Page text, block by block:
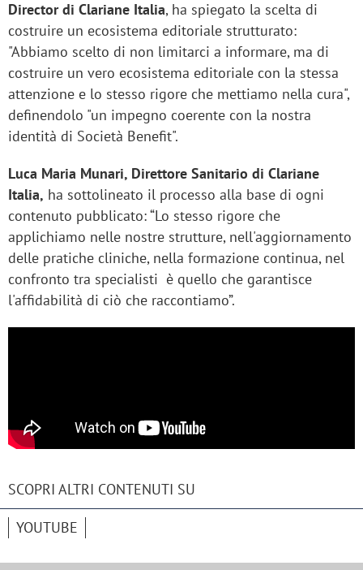
Director di Clariane Italia, ha spiegato la scelta di
costruire un ecosistema editoriale strutturato:
"Abbiamo scelto di non limitarci a informare, ma di
costruire un vero ecosistema editoriale con la stessa
attenzione e lo stesso rigore che mettiamo nella cura",
definendolo "un impegno coerente con la nostra
identità di Società Benefit".
Luca Maria Munari, Direttore Sanitario di Clariane
Italia, ha sottolineato il processo alla base di ogni
contenuto pubblicato: “Lo stesso rigore che
applichiamo nelle nostre strutture, nell'aggiornamento
delle pratiche cliniche, nella formazione continua, nel
confronto tra specialisti è quello che garantisce
l'affidabilità di ciò che raccontiamo”.
SCOPRI ALTRI CONTENUTI SU
YOUTUBE